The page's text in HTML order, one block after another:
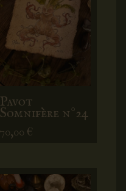
Pavot
Somnifère n°24
70,00 €